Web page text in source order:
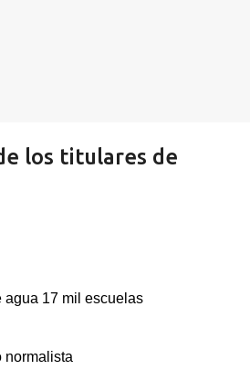
los titulares de
agua 17 mil escuelas
normalista